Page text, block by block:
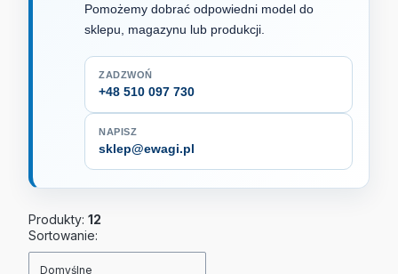
Pomożemy dobrać odpowiedni model do
sklepu, magazynu lub produkcji.
ZADZWOŃ
+48 510 097 730
NAPISZ
sklep@ewagi.pl
Produkty: 12
Lista produktów
Sortowanie:
Domyślne